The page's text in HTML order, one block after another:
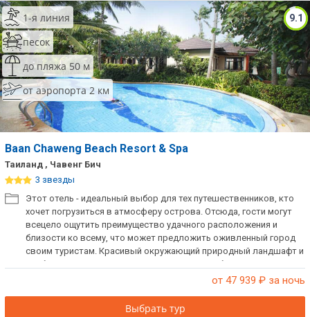
9.1
1-я линия
песок
до пляжа 50 м
от аэропорта 2 км
Baan Chaweng Beach Resort & Spa
Таиланд , Чавенг Бич
3 звезды
Этот отель - идеальный выбор для тех путешественников, кто
хочет погрузиться в атмосферу острова. Отсюда, гости могут
всецело ощутить преимущество удачного расположения и
близости ко всему, что может предложить оживленный город
своим туристам. Красивый окружающий природный ландшафт и
удобное расположение в непосредственной близости к
от 47 939 ₽ за ночь
Выбрать тур